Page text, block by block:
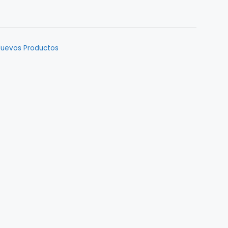
Productos